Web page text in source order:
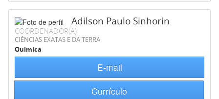
Adilson Paulo Sinhorin
COORDENADOR(A)
CIÊNCIAS EXATAS E DA TERRA
Química
E-mail
Currículo